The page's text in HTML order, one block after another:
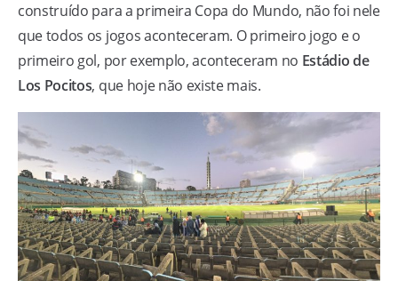
construído para a primeira Copa do Mundo, não foi nele
que todos os jogos aconteceram. O primeiro jogo e o
primeiro gol, por exemplo, aconteceram no Estádio de
Los Pocitos, que hoje não existe mais.